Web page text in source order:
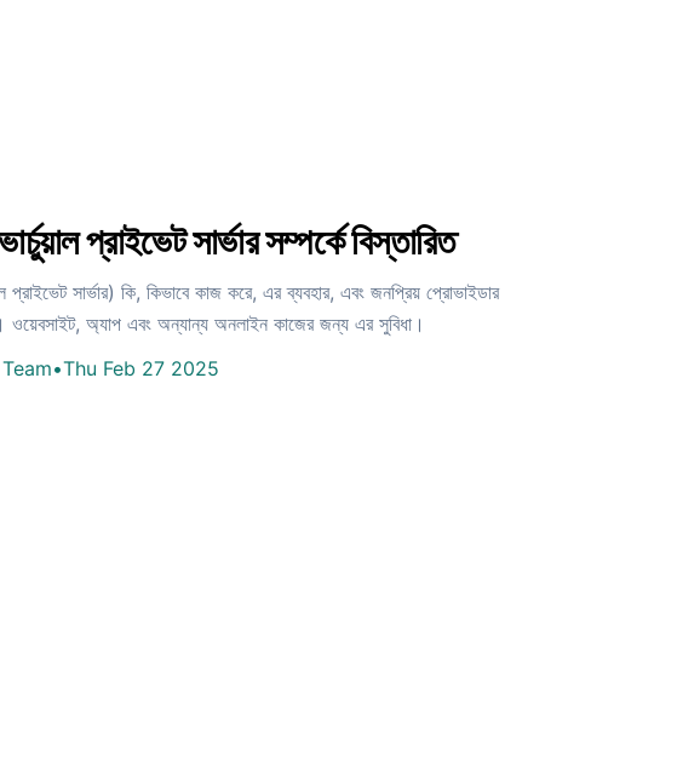
প্রাইভেট সার্ভার সম্পর্কে বিস্তারিত
প্রাইভেট সার্ভার) কি, কিভাবে কাজ করে, এর ব্যবহার, এবং জনপ্রিয় প্রোভাইডার
ওয়েবসাইট, অ্যাপ এবং অন্যান্য অনলাইন কাজের জন্য এর সুবিধা।
•Thu Feb 27 2025